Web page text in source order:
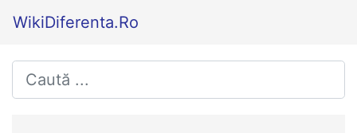
WikiDiferenta.Ro